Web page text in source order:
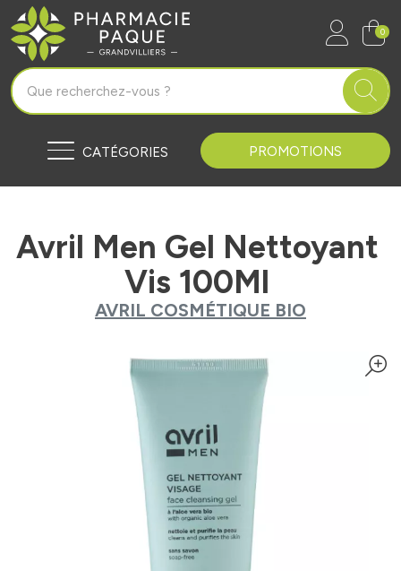
Pharmacie Paque Grandvilliers
0
CATÉGORIES PROMOTIONS
Avril Men Gel Nettoyant
Vis 100Ml
AVRIL COSMÉTIQUE BIO